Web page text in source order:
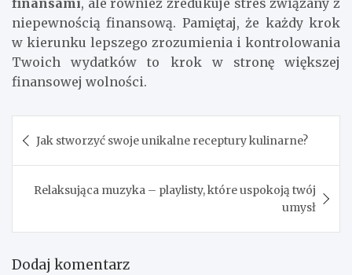
finansami, ale również zredukuje stres związany z
niepewnością finansową. Pamiętaj, że każdy krok
w kierunku lepszego zrozumienia i kontrolowania
Twoich wydatków to krok w stronę większej
finansowej wolności.
wpisu
Jak stworzyć swoje unikalne receptury kulinarne?
Relaksująca muzyka – playlisty, które uspokoją twój
umysł
Dodaj komentarz